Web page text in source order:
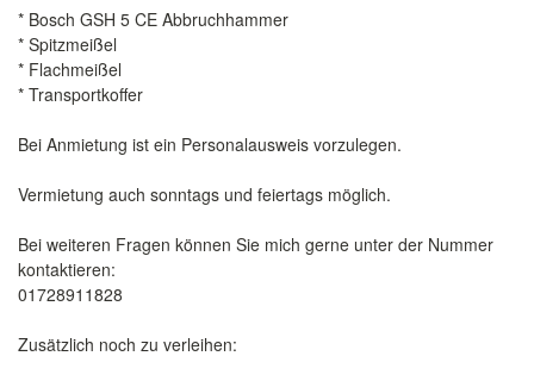
* Bosch GSH 5 CE Abbruchhammer
* Spitzmeißel
* Flachmeißel
* Transportkoffer
Bei Anmietung ist ein Personalausweis vorzulegen.
Vermietung auch sonntags und feiertags möglich.
Bei weiteren Fragen können Sie mich gerne unter der Nummer
kontaktieren:
01728911828
Zusätzlich noch zu verleihen: